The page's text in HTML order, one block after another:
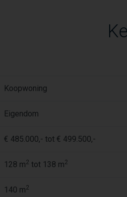
Koopwoning
Eigendom
€ 485.000,- tot € 499.500,-
128 m2 tot 138 m2
140 m2